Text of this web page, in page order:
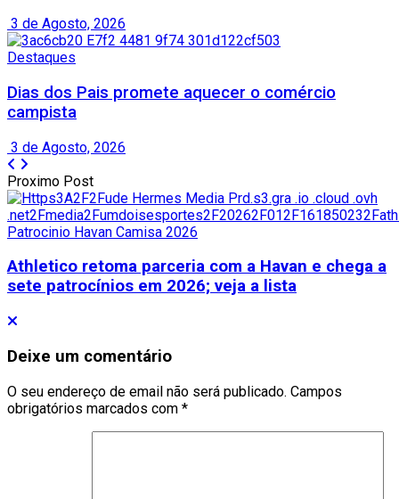
3 de Agosto, 2026
Destaques
Dias dos Pais promete aquecer o comércio
campista
3 de Agosto, 2026
Proximo Post
Athletico retoma parceria com a Havan e chega a
sete patrocínios em 2026; veja a lista
Deixe um comentário
O seu endereço de email não será publicado. Campos
obrigatórios marcados com *